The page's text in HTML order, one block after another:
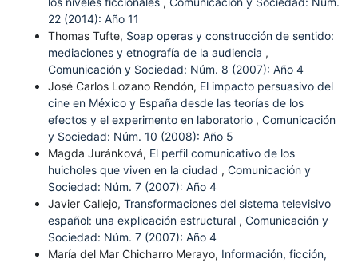
22 (2014): Año 11
Thomas Tufte, Soap operas y construcción de sentido:
mediaciones y etnografía de la audiencia ,
Comunicación y Sociedad: Núm. 8 (2007): Año 4
José Carlos Lozano Rendón, El impacto persuasivo del
cine en México y España desde las teorías de los
efectos y el experimento en laboratorio , Comunicación
y Sociedad: Núm. 10 (2008): Año 5
Magda Juránková, El perfil comunicativo de los
huicholes que viven en la ciudad , Comunicación y
Sociedad: Núm. 7 (2007): Año 4
Javier Callejo, Transformaciones del sistema televisivo
español: una explicación estructural , Comunicación y
Sociedad: Núm. 7 (2007): Año 4
María del Mar Chicharro Merayo, Información, ficción,